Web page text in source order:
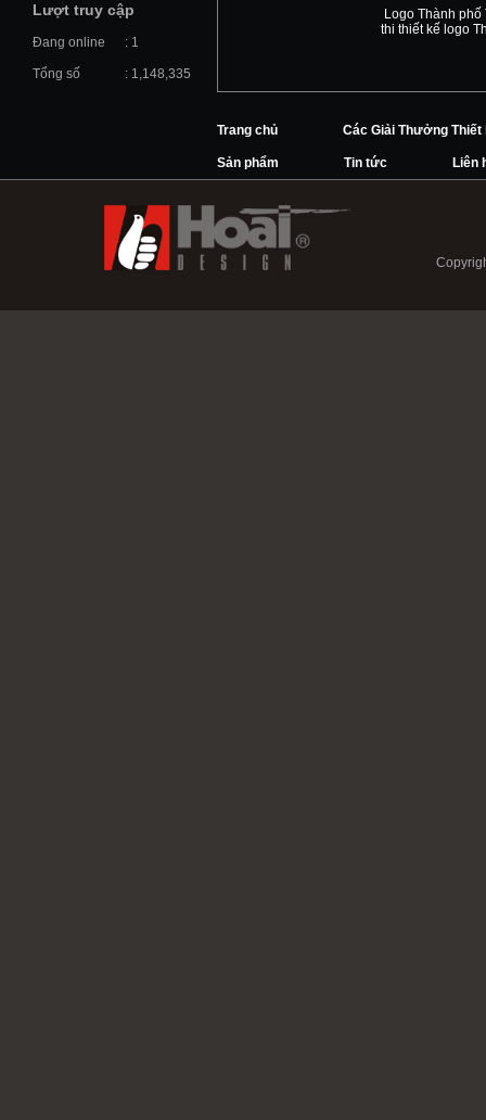
Lượt truy cập
Đang online : 1
Tổng số : 1,148,335
Logo Thành
thi thiết kế logo
Trang chủ Các Giải Thưởng Thiết
Sản phẩm Tin tức Liên